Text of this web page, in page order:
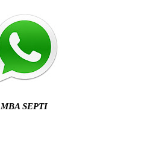
MBA SEPTI